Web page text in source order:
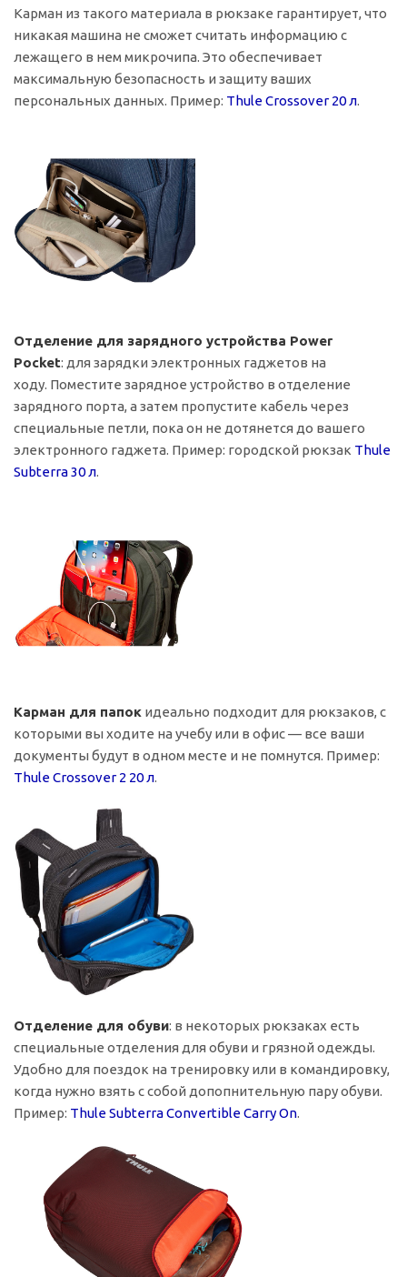
Карман из такого материала в рюкзаке гарантирует, что
никакая машина не сможет считать информацию с
лежащего в нем микрочипа. Это обеспечивает
максимальную безопасность и защиту ваших
персональных данных. Пример: Thule Crossover 20 л.
Отделение для зарядного устройства Power
Pocket: для зарядки электронных гаджетов на
ходу. Поместите зарядное устройство в отделение
зарядного порта, а затем пропустите кабель через
специальные петли, пока он не дотянется до вашего
электронного гаджета. Пример: городской рюкзак Thule
Subterra 30 л.
Карман для папок идеально подходит для рюкзаков, с
которыми вы ходите на учебу или в офис — все ваши
документы будут в одном месте и не помнутся. Пример:
Thule Crossover 2 20 л.
Отделение для обуви: в некоторых рюкзаках есть
специальные отделения для обуви и грязной одежды.
Удобно для поездок на тренировку или в командировку,
когда нужно взять с собой допопнительную пару обуви.
Пример: Thule Subterra Convertible Carry On.